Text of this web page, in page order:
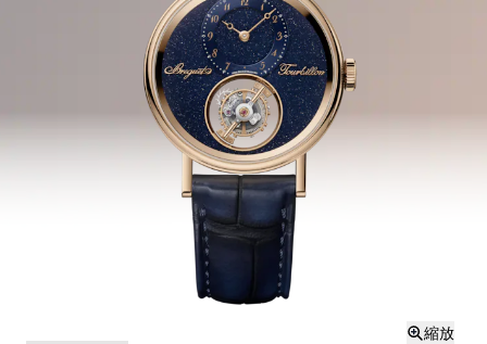
縮放